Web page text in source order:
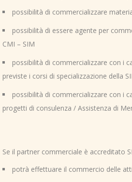
possibilità di commercializzare
possibilità di essere agente per
CMI – SIM
possibilità di commercializzare con i
previste i corsi di specializzazione della
possibilità di commercializzare con i
progetti di consulenza / Assistenza di
Se il partner commerciale è accreditato
potrà effettuare il commercio delle